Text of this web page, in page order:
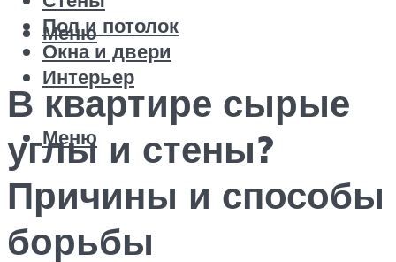
Пол и потолок
Окна и двери
Интерьер
Меню
Меню
В квартире сырые
углы и стены?
Причины и способы
борьбы